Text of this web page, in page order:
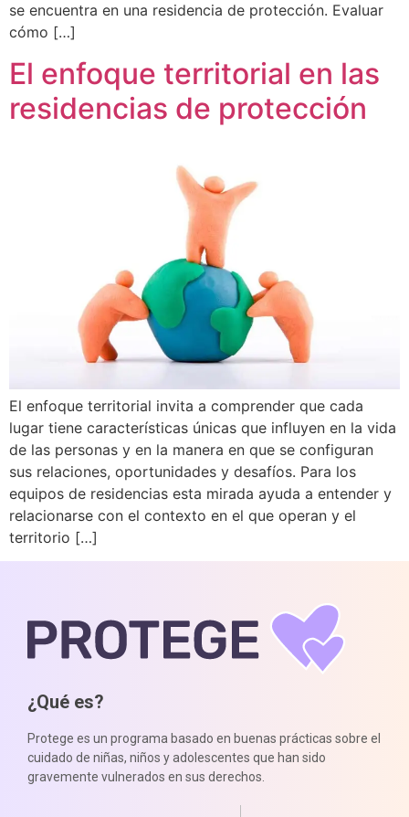
se encuentra en una residencia de protección. Evaluar
cómo […]
El enfoque territorial en las
residencias de protección
El enfoque territorial invita a comprender que cada
lugar tiene características únicas que influyen en la vida
de las personas y en la manera en que se configuran
sus relaciones, oportunidades y desafíos. Para los
equipos de residencias esta mirada ayuda a entender y
relacionarse con el contexto en el que operan y el
territorio […]
¿Qué es?
Protege es un programa basado en buenas prácticas sobre el
cuidado de niñas, niños y adolescentes que han sido
gravemente vulnerados en sus derechos.